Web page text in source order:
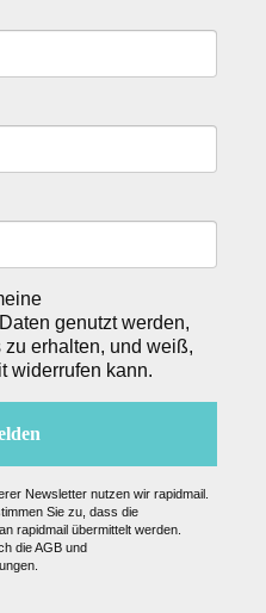
genutzt werden,
erhalten, und weiß,
widerrufen kann.
Newsletter nutzen wir rapidmail.
Sie zu, dass die
rapidmail übermittelt werden.
die AGB und